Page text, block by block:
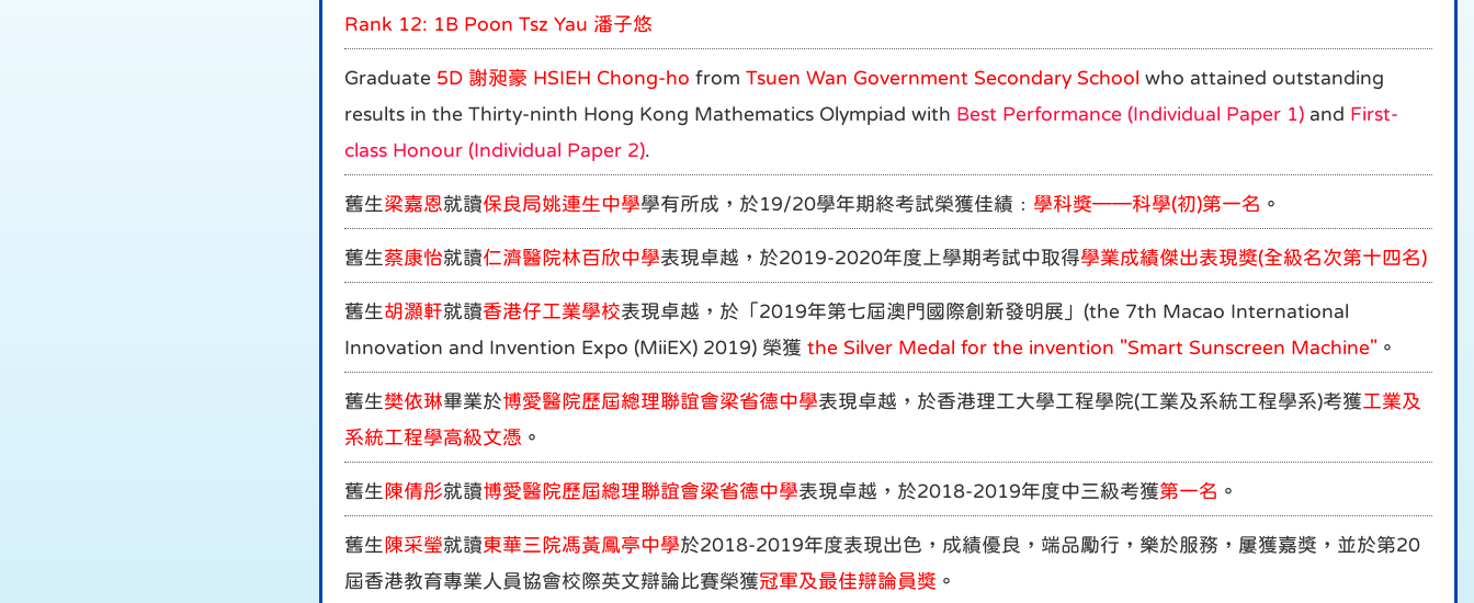
Rank 12: 1B Poon Tsz Yau 潘子悠
Graduate 5D 謝昶豪 HSIEH Chong-ho from Tsuen Wan Government Secondary School who attained outstanding
results in the Thirty-ninth Hong Kong Mathematics Olympiad with Best Performance (Individual Paper 1)and First-
class Honour (Individual Paper 2).
舊生梁嘉恩就讀保良局姚連生中學學有所成，於19/20學年期終考試榮獲佳績﹕ 學科獎——科學(初)第一名 。
舊生蔡康怡就讀仁濟醫院林百欣中學表現卓越，於2019-2020年度上學期考試中取得學業成績傑出表現獎(全級名次第十四名)
舊生胡灝軒就讀香港仔工業學校表現卓越，於「2019年第七屆澳門國際創新發明展」(the 7th Macao International
Innovation and Invention Expo (MiiEX) 2019) 榮獲 the Silver Medal for the invention "Smart Sunscreen Machine"。
舊生樊依琳畢業於博愛醫院歷屆總理聯誼會梁省德中學表現卓越，於香港理工大學工程學院(工業及系統工程學系)考獲工業及
系統工程學高級文憑 。
舊生陳倩彤就讀博愛醫院歷屆總理聯誼會梁省德中學表現卓越，於2018-2019年度中三級考獲第一名 。
舊生陳采瑩就讀東華三院馮黃鳳亭中學於2018-2019年度表現出色，成績優良，端品勵行，樂於服務，屢獲嘉獎，並於第20
屆香港教育專業人員協會校際英文辯論比賽榮獲冠軍及最佳辯論員獎 。